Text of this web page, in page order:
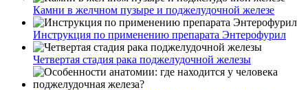
Камни в желчном пузыре и поджелудочной железе
Инструкция по применению препарата Энтерофурил
Четвертая стадия рака поджелудочной железы